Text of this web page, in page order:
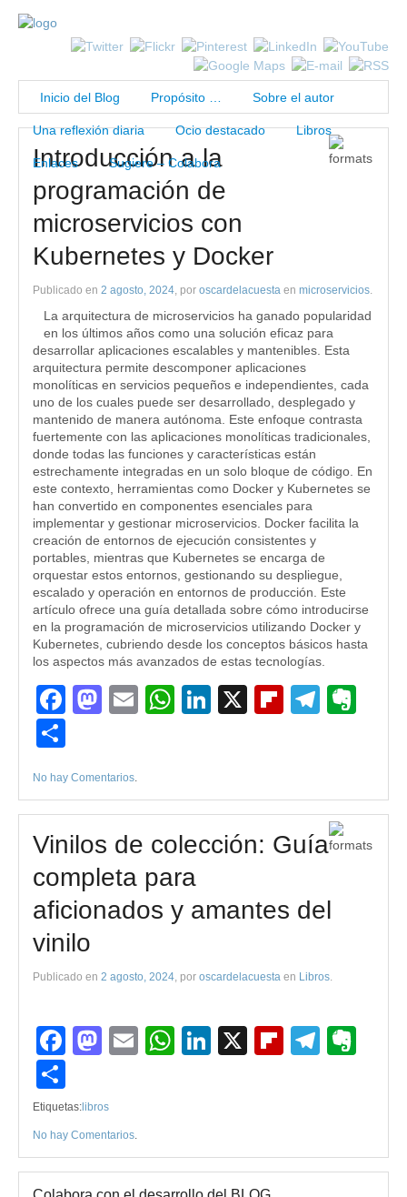
Inicio del Blog Propósito … Sobre el autor
Una reflexión diaria Ocio destacado Libros
Enlaces Sugiere – Colabora
Introducción a la
programación de
microservicios con
Kubernetes y Docker
Publicado en 2 agosto, 2024, por oscardelacuesta en microservicios.
La arquitectura de microservicios ha ganado popularidad
en los últimos años como una solución eficaz para
desarrollar aplicaciones escalables y mantenibles. Esta
arquitectura permite descomponer aplicaciones
monolíticas en servicios pequeños e independientes, cada
uno de los cuales puede ser desarrollado, desplegado y
mantenido de manera autónoma. Este enfoque contrasta
fuertemente con las aplicaciones monolíticas tradicionales,
donde todas las funciones y características están
estrechamente integradas en un solo bloque de código. En
este contexto, herramientas como Docker y Kubernetes se
han convertido en componentes esenciales para
implementar y gestionar microservicios. Docker facilita la
creación de entornos de ejecución consistentes y
portables, mientras que Kubernetes se encarga de
orquestar estos entornos, gestionando su despliegue,
escalado y operación en entornos de producción. Este
artículo ofrece una guía detallada sobre cómo introducirse
en la programación de microservicios utilizando Docker y
Kubernetes, cubriendo desde los conceptos básicos hasta
los aspectos más avanzados de estas tecnologías.
Facebook
Mastodon
EmailWhatsApp
LinkedIn
X Flipboard
No hay Comentarios.
Vinilos de colección: Guía
completa para
aficionados y amantes del
vinilo
Publicado en 2 agosto, 2024, por oscardelacuesta en Libros.
Facebook
Mastodon
EmailWhatsApp
LinkedIn
X Flipboard
Etiquetas: libros
No hay Comentarios.